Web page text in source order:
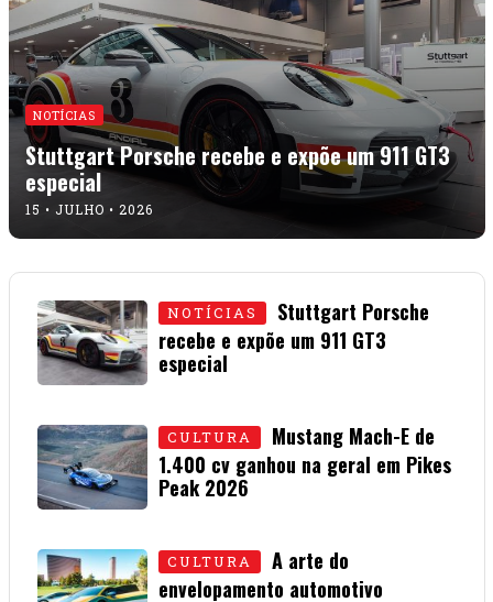
NOTÍCIAS
Stuttgart Porsche recebe e expõe um 911 GT3
especial
15 • JULHO • 2026
NOTÍCIAS
Stuttgart Porsche
recebe e expõe um 911 GT3
especial
CULTURA
Mustang Mach-E de
1.400 cv ganhou na geral em Pikes
Peak 2026
CULTURA
A arte do
envelopamento automotivo